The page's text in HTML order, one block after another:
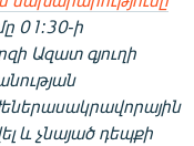
01:30-ի
Ազատ գյուղի
և չնայած դեպքի